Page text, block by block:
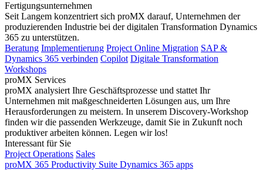
Fertigungsunternehmen
Seit Langem konzentriert sich proMX darauf, Unternehmen der
produzierenden Industrie bei der digitalen Transformation Dynamics
365 zu unterstützen.
Beratung Implementierung Project Online Migration SAP &
Dynamics 365 verbinden Copilot Digitale Transformation
Workshops
proMX Services
proMX analysiert Ihre Geschäftsprozesse und stattet Ihr
Unternehmen mit maßgeschneiderten Lösungen aus, um Ihre
Herausforderungen zu meistern. In unserem Discovery-Workshop
finden wir die passenden Werkzeuge, damit Sie in Zukunft noch
produktiver arbeiten können. Legen wir los!
Interessant für Sie
Project Operations Sales
proMX 365 Productivity Suite Dynamics 365 apps